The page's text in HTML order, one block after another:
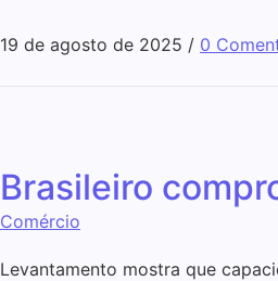
19 de agosto de 2025 / 0
Brasileiro
Comércio
Levantamento mostra que